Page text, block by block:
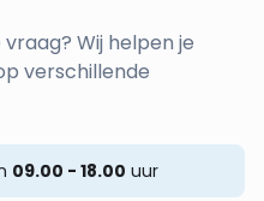
Wij helpen je
verschillende
09.00 - 18.00 uur